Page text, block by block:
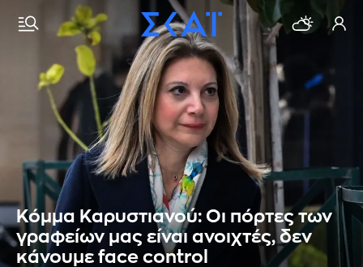
Κόμμα Καρυστιανού: Οι πόρτες των
γραφείων μας είναι ανοιχτές, δεν
κάνουμε face control